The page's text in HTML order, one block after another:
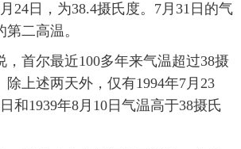
24日，为38.4摄氏度。7月31日的气
二高温。
首尔最近100多年来气温超过38摄
除上述两天外，仅有1994年7月23
和1939年8月10日气温高于38摄氏